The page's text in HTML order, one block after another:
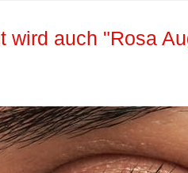
wird auch "Rosa